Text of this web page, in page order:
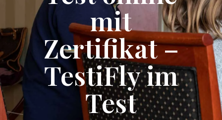
mit
Zertifikat –
TestiFly im
Test